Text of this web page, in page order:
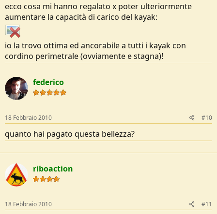
ecco cosa mi hanno regalato x poter ulteriormente
aumentare la capacità di carico del kayak:
io la trovo ottima ed ancorabile a tutti i kayak con
cordino perimetrale (ovviamente e stagna)!
federico
18 Febbraio 2010 #10
quanto hai pagato questa bellezza?
riboaction
18 Febbraio 2010 #11